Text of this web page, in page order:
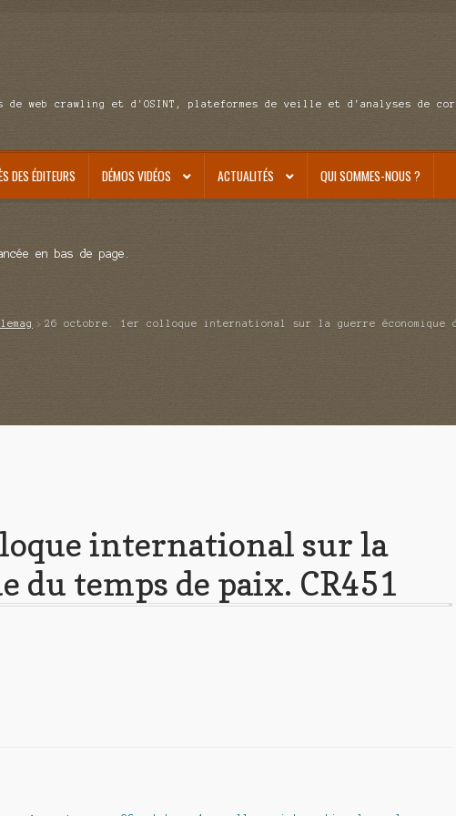
web crawling et d'OSINT, plateformes de veille et d'analyses de
DES ÉDITEURS DÉMOS VIDÉOS ACTUALITÉS QUI SOMMES-NOUS ?
en bas de page.
26 octobre. 1er colloque international sur la guerre économique
international sur la
du temps de paix. CR451